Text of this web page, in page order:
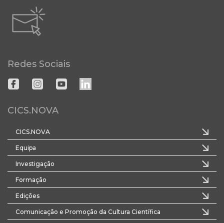
Redes Sociais
CICS.NOVA
CICS.NOVA
Equipa
Investigação
Formação
Edições
Comunicação e Promoção da Cultura Científica